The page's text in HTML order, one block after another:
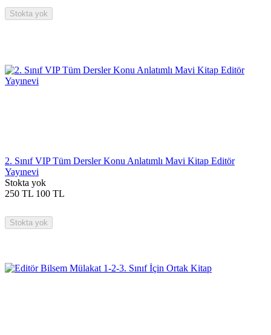
Stokta yok
2. Sınıf VIP Tüm Dersler Konu Anlatımlı Mavi Kitap Editör
Yayınevi
Stokta yok
250 TL 100 TL
Stokta yok